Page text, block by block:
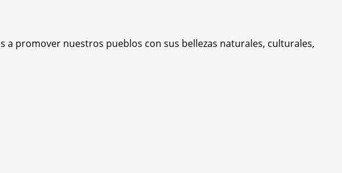
promover nuestros pueblos con sus bellezas naturales, culturales,